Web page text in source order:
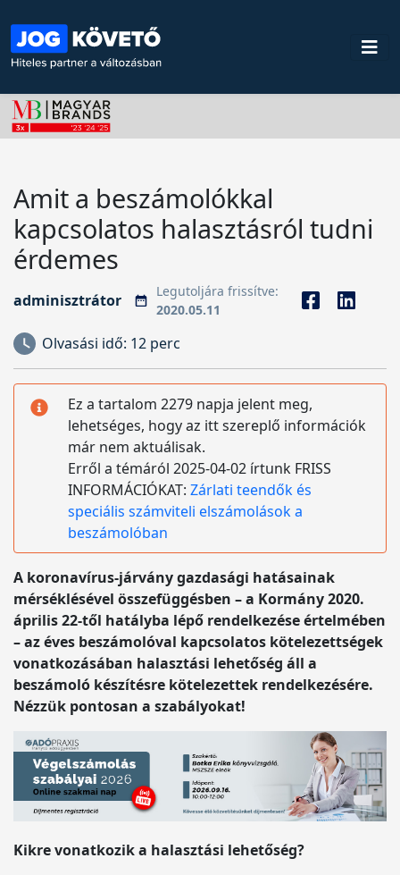
Amit a beszámolókkal
kapcsolatos halasztásról tudni
érdemes
adminisztrátor
Legutoljára frissítve:
2020.05.11
Olvasási idő: 12 perc
Ez a tartalom 2279 napja jelent meg,
lehetséges, hogy az itt szereplő információk
már nem aktuálisak.
Erről a témáról 2025-04-02 írtunk FRISS
INFORMÁCIÓKAT: Zárlati teendők és
speciális számviteli elszámolások a
beszámolóban
A koronavírus-járvány gazdasági hatásainak
mérséklésével összefüggésben – a Kormány 2020.
április 22-től hatályba lépő rendelkezése értelmében
– az éves beszámolóval kapcsolatos kötelezettségek
vonatkozásában halasztási lehetőség áll a
beszámoló készítésre kötelezettek rendelkezésére.
Nézzük pontosan a szabályokat!
Kikre vonatkozik a halasztási lehetőség?